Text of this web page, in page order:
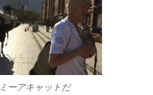
ミーアキャットだ